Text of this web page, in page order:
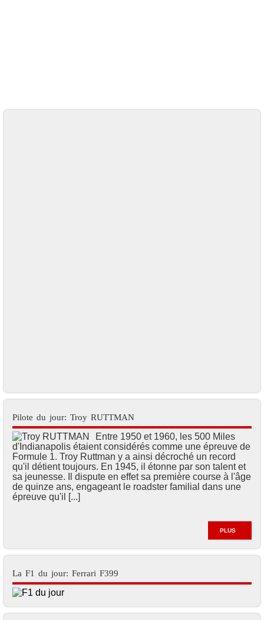
Pilote du jour: Troy RUTTMAN
Entre 1950 et 1960, les 500 Miles
d'Indianapolis étaient considérés comme une épreuve de
Formule 1. Troy Ruttman y a ainsi décroché un record
qu'il détient toujours. En 1945, il étonne par son talent et
sa jeunesse. Il dispute en effet sa première course à l'âge
de quinze ans, engageant le roadster familial dans une
épreuve qu'il [...]
PLUS
La F1 du jour: Ferrari F399